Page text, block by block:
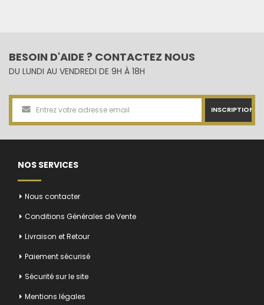
BESOIN D'AIDE ? CONTACTEZ NOUS
DU LUNDI AU VENDREDI DE 9H À 18H
INSCRIPTION
NOS SERVICES
Nous contacter
Conditions Générales de Vente
Livraison et Retour
Paiement sécurisé
Sécurité sur le site
Mentions légales